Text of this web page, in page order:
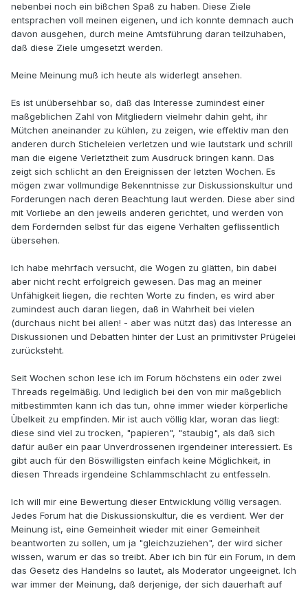
nebenbei noch ein bißchen Spaß zu haben. Diese Ziele
entsprachen voll meinen eigenen, und ich konnte demnach auch
davon ausgehen, durch meine Amtsführung daran teilzuhaben,
daß diese Ziele umgesetzt werden.
Meine Meinung muß ich heute als widerlegt ansehen.
Es ist unübersehbar so, daß das Interesse zumindest einer
maßgeblichen Zahl von Mitgliedern vielmehr dahin geht, ihr
Mütchen aneinander zu kühlen, zu zeigen, wie effektiv man den
anderen durch Sticheleien verletzen und wie lautstark und schrill
man die eigene Verletztheit zum Ausdruck bringen kann. Das
zeigt sich schlicht an den Ereignissen der letzten Wochen. Es
mögen zwar vollmundige Bekenntnisse zur Diskussionskultur und
Forderungen nach deren Beachtung laut werden. Diese aber sind
mit Vorliebe an den jeweils anderen gerichtet, und werden von
dem Fordernden selbst für das eigene Verhalten geflissentlich
übersehen.
Ich habe mehrfach versucht, die Wogen zu glätten, bin dabei
aber nicht recht erfolgreich gewesen. Das mag an meiner
Unfähigkeit liegen, die rechten Worte zu finden, es wird aber
zumindest auch daran liegen, daß in Wahrheit bei vielen
(durchaus nicht bei allen! - aber was nützt das) das Interesse an
Diskussionen und Debatten hinter der Lust an primitivster Prügelei
zurücksteht.
Seit Wochen schon lese ich im Forum höchstens ein oder zwei
Threads regelmäßig. Und lediglich bei den von mir maßgeblich
mitbestimmten kann ich das tun, ohne immer wieder körperliche
Übelkeit zu empfinden. Mir ist auch völlig klar, woran das liegt:
diese sind viel zu trocken, "papieren", "staubig", als daß sich
dafür außer ein paar Unverdrossenen irgendeiner interessiert. Es
gibt auch für den Böswilligsten einfach keine Möglichkeit, in
diesen Threads irgendeine Schlammschlacht zu entfesseln.
Ich will mir eine Bewertung dieser Entwicklung völlig versagen.
Jedes Forum hat die Diskussionskultur, die es verdient. Wer der
Meinung ist, eine Gemeinheit wieder mit einer Gemeinheit
beantworten zu sollen, um ja "gleichzuziehen", der wird sicher
wissen, warum er das so treibt. Aber ich bin für ein Forum, in dem
das Gesetz des Handelns so lautet, als Moderator ungeeignet. Ich
war immer der Meinung, daß derjenige, der sich dauerhaft auf